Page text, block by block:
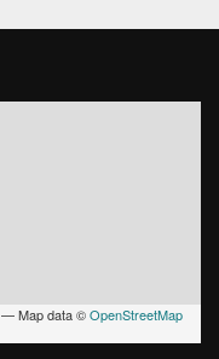
— Map data ©OpenStreetMap